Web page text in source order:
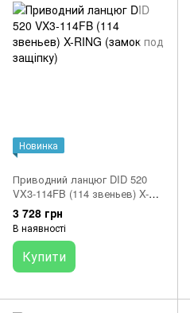
Новинка
Приводний ланцюг DID 520
VX3-114FB (114 звеньев) X-
RING (замок под защіпку)
3 728 грн
В наявності
Купити